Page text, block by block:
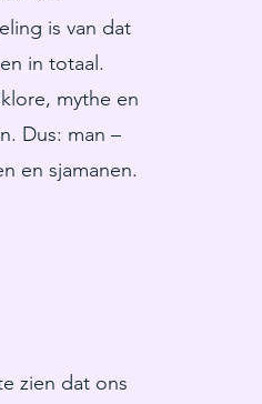
is van dat
in totaal.
mythe en
Dus: man –
en sjamanen.
zien dat ons